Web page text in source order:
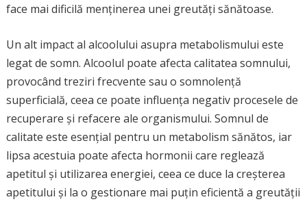
face mai dificilă menținerea unei greutăți sănătoase.
Un alt impact al alcoolului asupra metabolismului este
legat de somn. Alcoolul poate afecta calitatea somnului,
provocând treziri frecvente sau o somnolență
superficială, ceea ce poate influența negativ procesele de
recuperare și refacere ale organismului. Somnul de
calitate este esențial pentru un metabolism sănătos, iar
lipsa acestuia poate afecta hormonii care reglează
apetitul și utilizarea energiei, ceea ce duce la creșterea
apetitului și la o gestionare mai puțin eficientă a greutății